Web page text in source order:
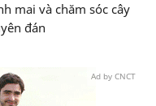
mai và chăm sóc cây
đán
Ad by CNCT